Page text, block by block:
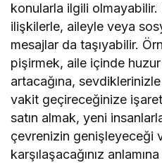
konularla ilgili
ilişkilerle, aileyle veya
mesajlar da taşıyabilir.
pişirmek, aile içinde
artacağına,
vakit geçireceğinize
satın almak, yeni
çevrenizin genişleyeceği
karşılaşacağınız